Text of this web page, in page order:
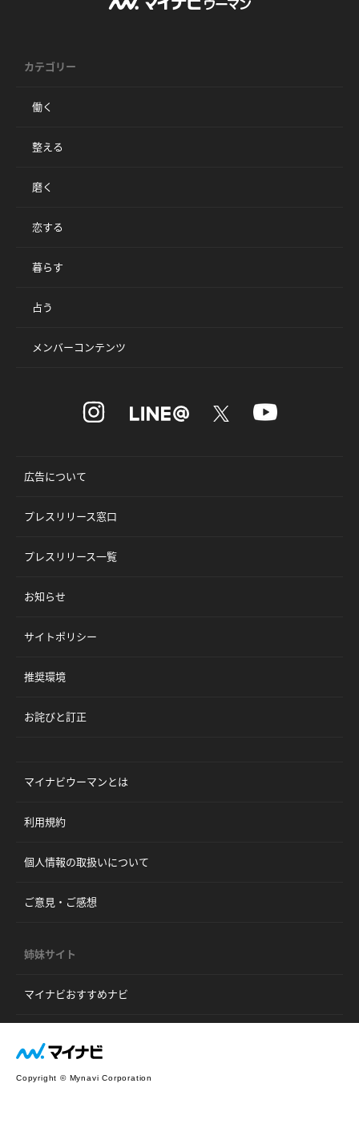
カテゴリー
働く
整える
磨く
恋する
暮らす
占う
メンバーコンテンツ
広告について
プレスリリース窓口
プレスリリース一覧
お知らせ
サイトポリシー
推奨環境
お詫びと訂正
マイナビウーマンとは
利用規約
個人情報の取扱いについて
ご意見・ご感想
姉妹サイト
マイナビおすすめナビ
Copyright © Mynavi Corporation